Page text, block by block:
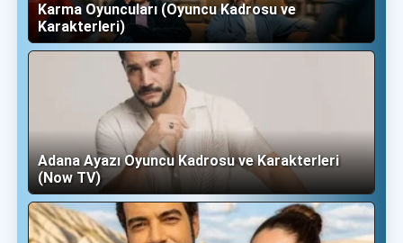
Karma Oyuncuları (Oyuncu Kadrosu ve
Karakterleri)
Adana Ayazı Oyuncu Kadrosu ve Karakterleri
(Now TV)